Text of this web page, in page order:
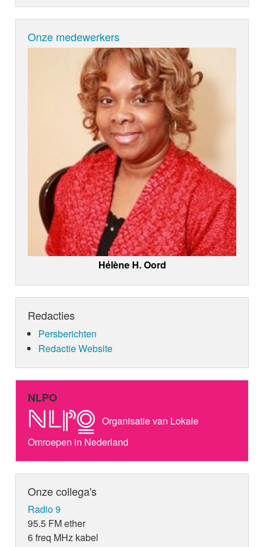
Onze medewerkers
Hélène H. Oord
Redacties
Persberichten
Redactie Website
NLPO
Organisatie van Lokale
Omroepen in Nederland
Onze collega's
Radio 9
95.5 FM ether
6 freq MHz kabel